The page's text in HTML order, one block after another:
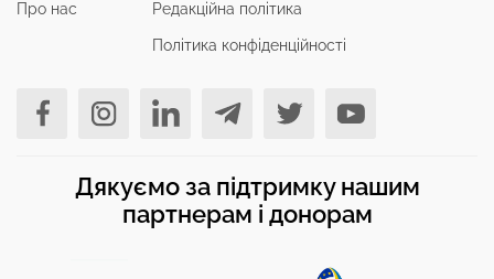
Про нас Редакційна політика
Політика конфіденційності
Дякуємо за підтримку нашим
партнерам і донорам